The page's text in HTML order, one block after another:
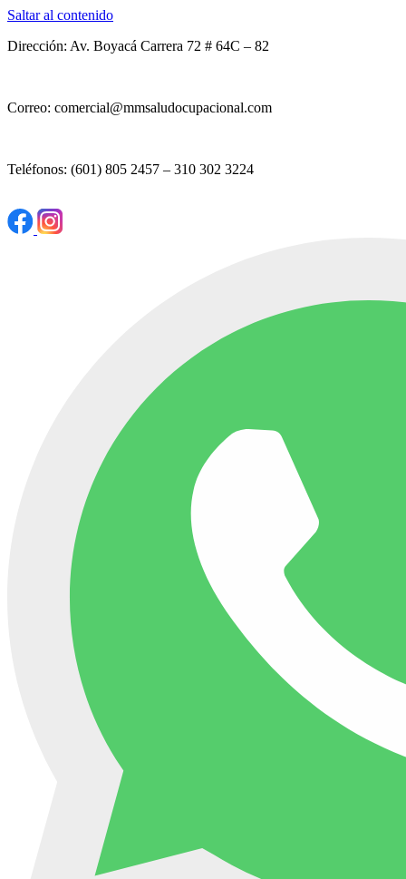
Saltar al contenido
Dirección: Av. Boyacá Carrera 72 # 64C – 82
Correo: comercial@mmsaludocupacional.com
Teléfonos: (601) 805 2457 – 310 302 3224